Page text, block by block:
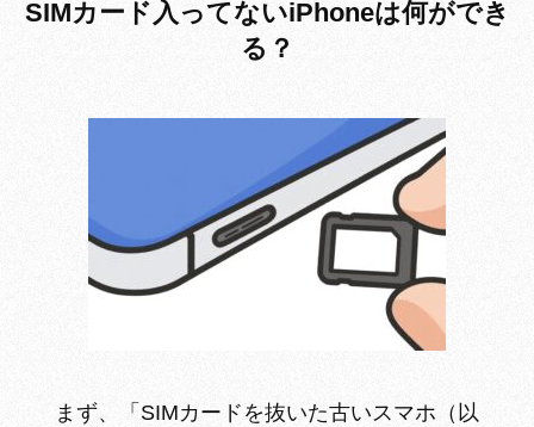
SIMカード入ってないiPhoneは何ができ
る？
まず、「SIMカードを抜いた古いスマホ（以